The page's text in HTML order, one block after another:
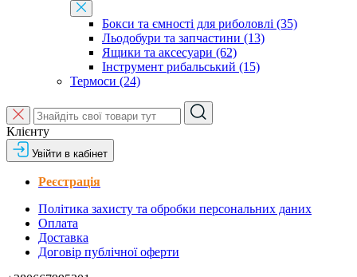
Бокси та ємності для риболовлі (35)
Льодобури та запчастини (13)
Ящики та аксесуари (62)
Інструмент рибальський (15)
Термоси (24)
Клієнту
Увійти в кабінет
Реєстрація
Політика захисту та обробки персональних даних
Оплата
Доставка
Договір публічної оферти